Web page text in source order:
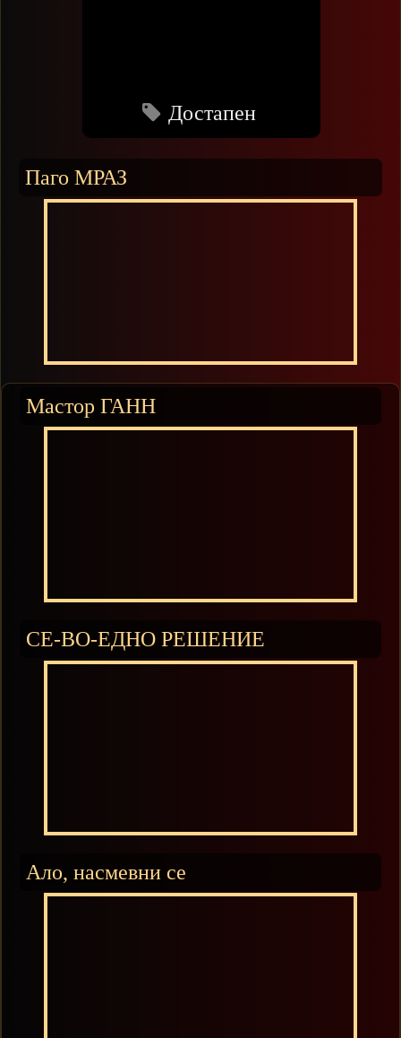
Достапен
Паго МРАЗ
Мастор ГАНН
СЕ-ВО-ЕДНО РЕШЕНИЕ
Ало, насмевни се